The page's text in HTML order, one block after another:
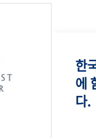
한
에
다.